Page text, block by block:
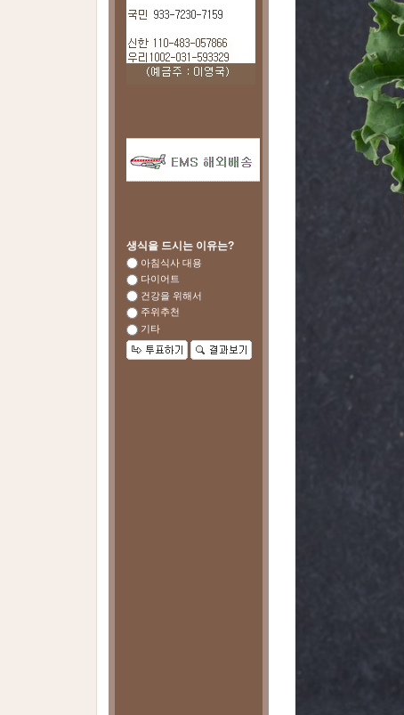
생식을 드시는 이유는?
아침식사 대용
다이어트
건강을 위해서
주위추천
기타